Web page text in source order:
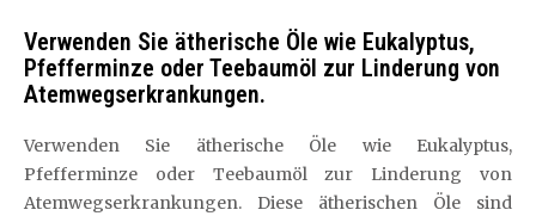
Verwenden Sie ätherische Öle wie Eukalyptus,
Pfefferminze oder Teebaumöl zur Linderung von
Atemwegserkrankungen.
Verwenden Sie ätherische Öle wie Eukalyptus,
Pfefferminze oder Teebaumöl zur Linderung von
Atemwegserkrankungen. Diese ätherischen Öle sind